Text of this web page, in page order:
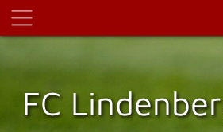
FC